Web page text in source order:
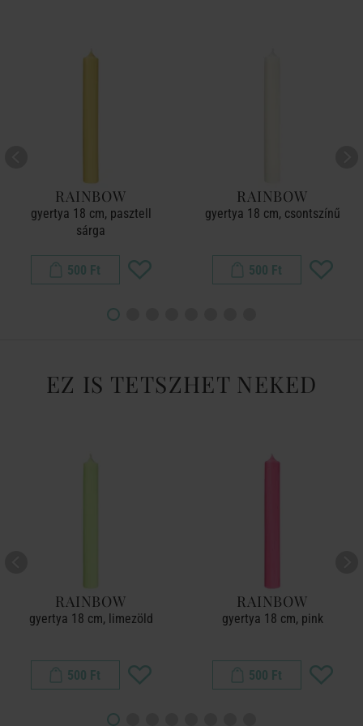
RAINBOW
gyertya 18 cm, pasztell
sárga
500 Ft
RAINBOW
gyertya 18 cm, csontszínű
500 Ft
EZ IS TETSZHET NEKED
RAINBOW
gyertya 18 cm, limezöld
500 Ft
RAINBOW
gyertya 18 cm, pink
500 Ft